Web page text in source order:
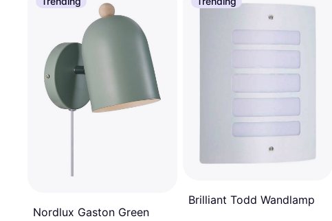
Nordlux Gaston Green
Brilliant Todd Wandlamp